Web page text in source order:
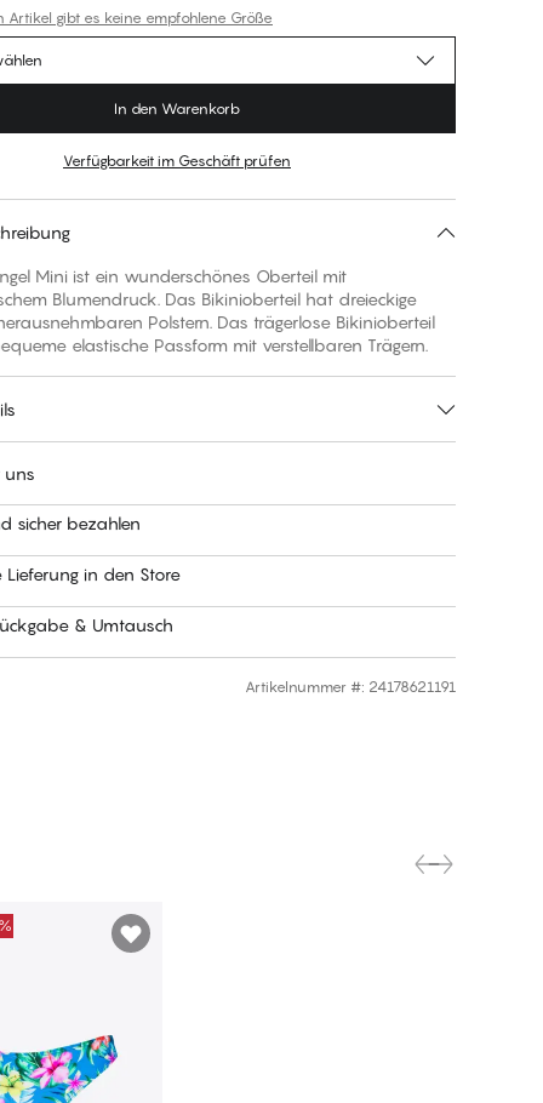
Artikel gibt es keine empfohlene Größe
In den Warenkorb
Verfügbarkeit im Geschäft prüfen
Mini ist ein wunderschönes Oberteil mit
Blumendruck. Das Bikinioberteil hat dreieckige
Polstern. Das trägerlose Bikinioberteil
elastische Passform mit verstellbaren Trägern.
uns
sicher bezahlen
Lieferung in den Store
& Umtausch
Artikelnummer #: 24178621191